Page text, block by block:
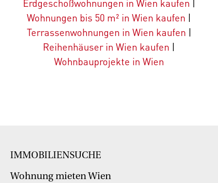
Erdgeschoßwohnungen in Wien kaufen |
Wohnungen bis 50 m² in Wien kaufen |
Terrassenwohnungen in Wien kaufen |
Reihenhäuser in Wien kaufen |
Wohnbauprojekte in Wien
IMMOBILIENSUCHE
Wohnung mieten Wien